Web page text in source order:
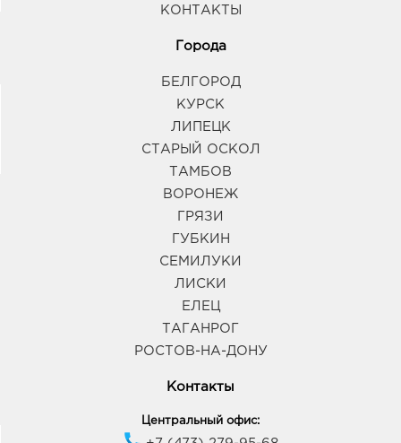
КОНТАКТЫ
Города
БЕЛГОРОД
КУРСК
ЛИПЕЦК
СТАРЫЙ ОСКОЛ
ТАМБОВ
ВОРОНЕЖ
ГРЯЗИ
ГУБКИН
СЕМИЛУКИ
ЛИСКИ
ЕЛЕЦ
ТАГАНРОГ
РОСТОВ-НА-ДОНУ
Контакты
Центральный офис: